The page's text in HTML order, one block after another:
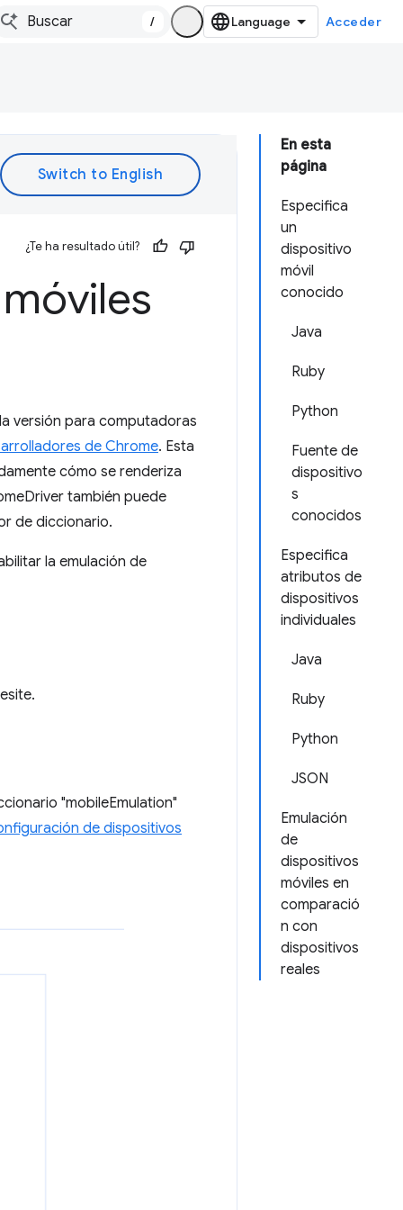
/ Acceder
En esta
página
Especifica
un
dispositivo
móvil
conocido
Java
Ruby
Python
Fuente de
dispositivo
s
conocidos
Especifica
atributos de
dispositivos
individuales
Java
Ruby
Python
JSON
Emulación
de
dispositivos
móviles en
comparació
n con
dispositivos
reales
¿Te ha resultado útil?
versión para computadoras
de Chrome. Esta
cómo se renderiza
también puede
de diccionario.
la emulación de
"mobileEmulation"
de dispositivos